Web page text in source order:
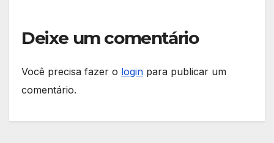
Deixe um comentário
Você precisa fazer o login para publicar um
comentário.